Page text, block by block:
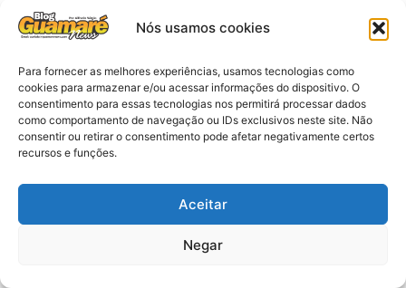
Nós usamos cookies
Para fornecer as melhores experiências, usamos tecnologias como
cookies para armazenar e/ou acessar informações do dispositivo. O
consentimento para essas tecnologias nos permitirá processar dados
como comportamento de navegação ou IDs exclusivos neste site. Não
consentir ou retirar o consentimento pode afetar negativamente certos
recursos e funções.
Aceitar
Negar
Eleições 2026: procuradores e
promotores eleitorais realizam
reunião de alinhamento no RN